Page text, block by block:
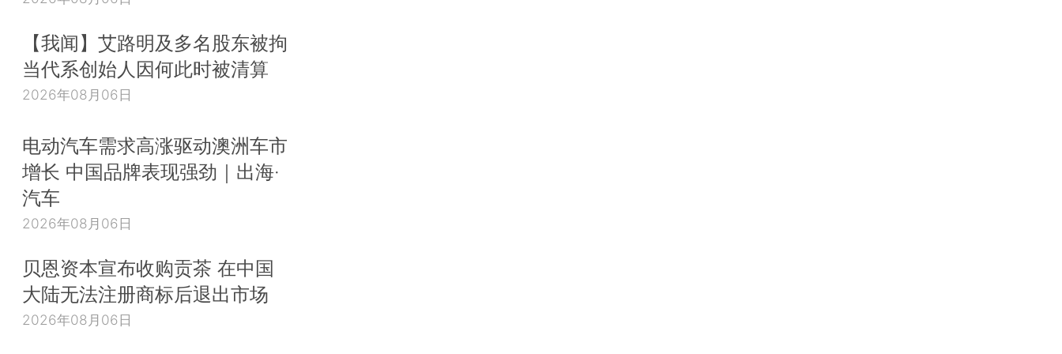
【我闻】艾路明及多名股东被拘
当代系创始人因何此时被清算
2026年08月06日
电动汽车需求高涨驱动澳洲车市
增长 中国品牌表现强劲｜出海·
汽车
2026年08月06日
贝恩资本宣布收购贡茶 在中国
大陆无法注册商标后退出市场
2026年08月06日